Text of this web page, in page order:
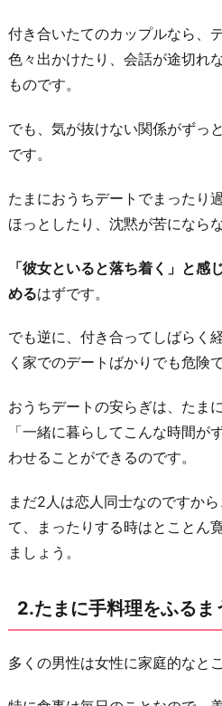
る
ま
う
3.
彼
の
親
上
司
に
気
入
ら
れ
4.
仕
事
愚
痴
を
付き合いたてのカップルなら、
色々出かけたり、会話が途切れ
ものです。
でも、気が抜けない関係がずっ
です。
たまにおうちデートでまったり
ほっとしたり、沈黙が苦になら
「彼女といると落ち着く」と感
めるはずです。
でも逆に、付き合ってしばらく
く家でのデートばかりでも危険で
おうちデートの安らぎは、たま
「一緒に暮らしてこんな時間が
わせることができるのです。
まだ2人は恋人同士なのですか
て、まったりする時はとことん
ましょう。
2.たまに手料理をふるま
多くの男性は女性に家庭的なと